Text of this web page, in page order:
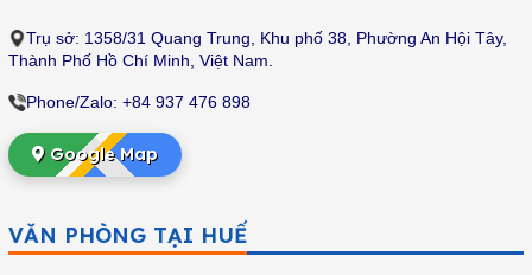
Trụ sở: 1358/31 Quang Trung, Khu phố 38, Phường An Hội Tây,
Thành Phố Hồ Chí Minh , Việt Nam.
Phone/Zalo: +84 937 476 898
Google Map
VĂN PHÒNG TẠI HUẾ